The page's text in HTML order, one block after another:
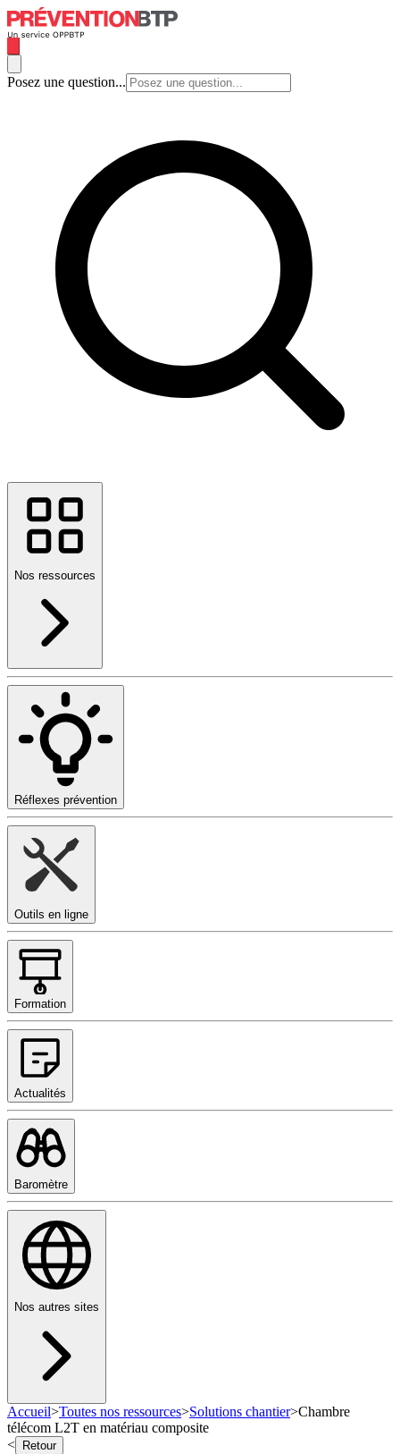
Posez une question...
Nos ressources
Réflexes prévention
Outils en ligne
Formation
Actualités
Baromètre
Nos autres sites
Accueil>Toutes nos ressources>Solutions chantier>Chambre
télécom L2T en matériau composite
<
Retour